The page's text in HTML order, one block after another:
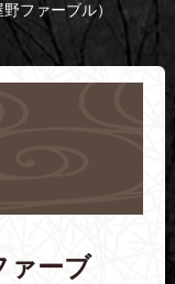
ファーブル）
ァーブ